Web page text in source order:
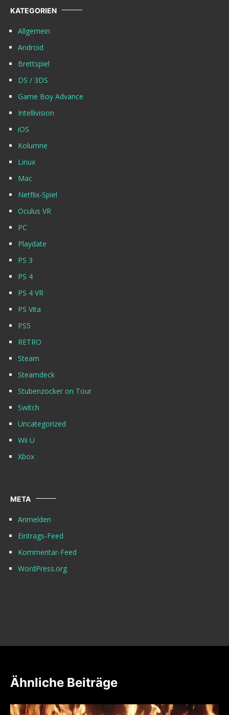
KATEGORIEN
Allgemein
Android
Brettspiel
DS / 3DS
Game Boy Advance
Intellivision
iOS
Kolumne
Linux
Mac
Netflix-Spiel
Oculus VR
PC
Playdate
PS 3
PS 4
PS 4 VR
PS Vita
PS5
RETRO
Steam
Steamdeck
Stubenzocker on Tour
Switch
Uncategorized
Wii U
Xbox
META
Anmelden
Eintrags-Feed
Kommentar-Feed
WordPress.org
Ähnliche Beiträge